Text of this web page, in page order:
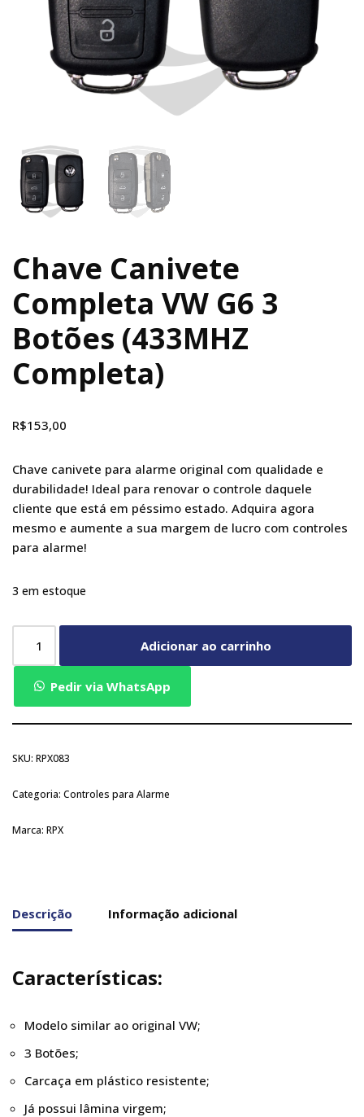
Chave Canivete
Completa VW G6 3
Botões (433MHZ
Completa)
R$153,00
Chave canivete para alarme original com qualidade e
durabilidade! Ideal para renovar o controle daquele
cliente que está em péssimo estado. Adquira agora
mesmo e aumente a sua margem de lucro com controles
para alarme!
3 em estoque
Adicionar ao carrinho
Pedir via WhatsApp
SKU: RPX083
Categoria: Controles para Alarme
Marca: RPX
Descrição Informação adicional
Características:
Modelo similar ao original VW;
3 Botões;
Carcaça em plástico resistente;
Já possui lâmina virgem;